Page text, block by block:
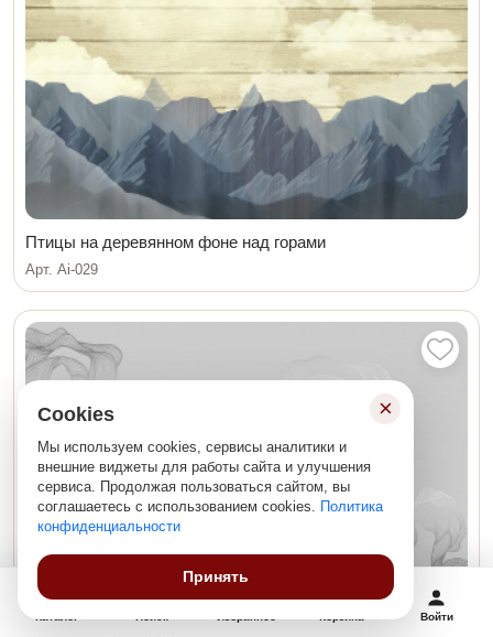
Птицы на деревянном фоне над горами
Арт. Ai-029
Каталог Войти
×
Cookies
Мы используем cookies, сервисы аналитики и
внешние виджеты для работы сайта и улучшения
сервиса. Продолжая пользоваться сайтом, вы
соглашаетесь с использованием cookies. Политика
конфиденциальности
Принять